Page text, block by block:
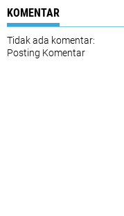
KOMENTAR
Tidak ada komentar:
Posting Komentar